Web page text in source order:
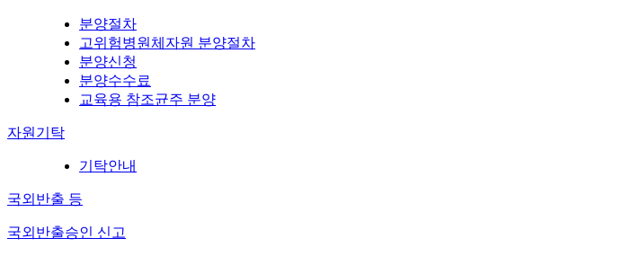
분양절차
고위험병원체자원 분양절차
분양신청
분양수수료
교육용 참조균주 분양
자원기탁
기탁안내
국외반출 등
국외반출승인 신고